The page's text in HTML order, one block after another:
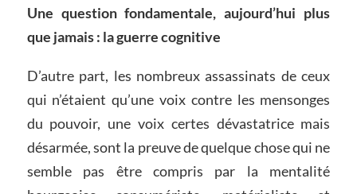
Une question fondamentale, aujourd’hui plus
que jamais : la guerre cognitive
D’autre part, les nombreux assassinats de ceux
qui n’étaient qu’une voix contre les mensonges
du pouvoir, une voix certes dévastatrice mais
désarmée, sont la preuve de quelque chose qui ne
semble pas être compris par la mentalité